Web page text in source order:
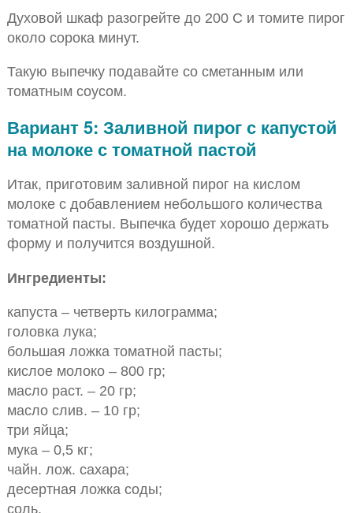
Духовой шкаф разогрейте до 200 С и томите пирог
около сорока минут.
Такую выпечку подавайте со сметанным или
томатным соусом.
Вариант 5: Заливной пирог с капустой
на молоке с томатной пастой
Итак, приготовим заливной пирог на кислом
молоке с добавлением небольшого количества
томатной пасты. Выпечка будет хорошо держать
форму и получится воздушной.
Ингредиенты:
капуста – четверть килограмма;
головка лука;
большая ложка томатной пасты;
кислое молоко – 800 гр;
масло раст. – 20 гр;
масло слив. – 10 гр;
три яйца;
мука – 0,5 кг;
чайн. лож. сахара;
десертная ложка соды;
соль.